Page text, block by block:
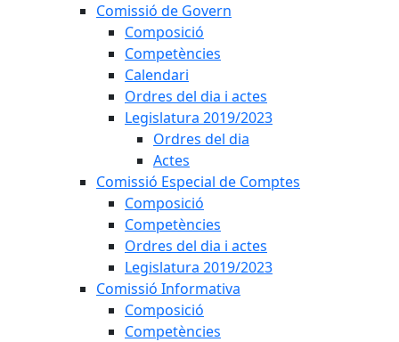
Comissió de Govern
Composició
Competències
Calendari
Ordres del dia i actes
Legislatura 2019/2023
Ordres del dia
Actes
Comissió Especial de Comptes
Composició
Competències
Ordres del dia i actes
Legislatura 2019/2023
Comissió Informativa
Composició
Competències